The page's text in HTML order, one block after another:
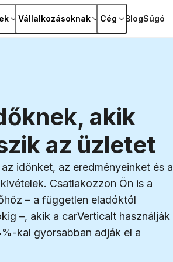
Vállalkozásoknak Cég BlogSúgó
akik
az üzletet
időnket, az eredményeinket és a
Csatlakozzon Ön is a
– a független eladóktól
–, akik a carVerticalt használják
kal gyorsabban adják el a